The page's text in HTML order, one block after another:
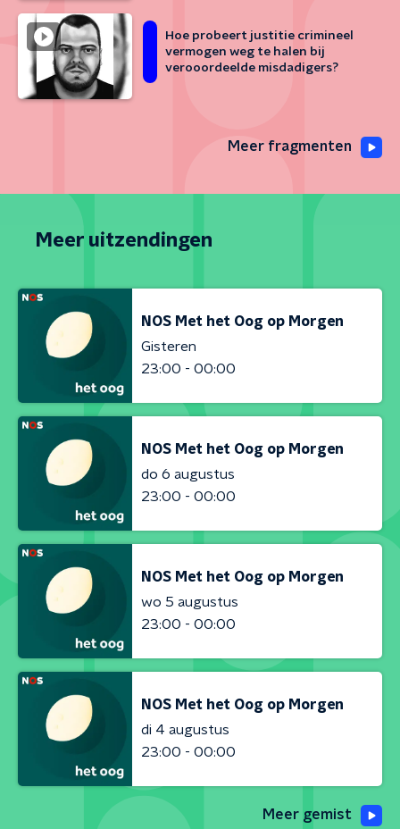
Hoe probeert justitie crimineel
vermogen weg te halen bij
verooordeelde misdadigers?
Meer fragmenten
Meer uitzendingen
NOS Met het Oog op Morgen
Gisteren
23:00 - 00:00
NOS Met het Oog op Morgen
do 6 augustus
23:00 - 00:00
NOS Met het Oog op Morgen
wo 5 augustus
23:00 - 00:00
NOS Met het Oog op Morgen
di 4 augustus
23:00 - 00:00
Meer gemist